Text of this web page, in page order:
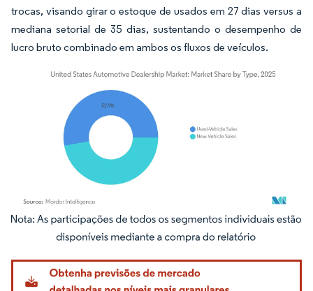
trocas, visando girar o estoque de usados em 27 dias versus a
mediana setorial de 35 dias, sustentando o desempenho de
lucro bruto combinado em ambos os fluxos de veículos.
Imagem © Mordor Intelligence. O reuso requer atribuição conforme CC BY 4.0.